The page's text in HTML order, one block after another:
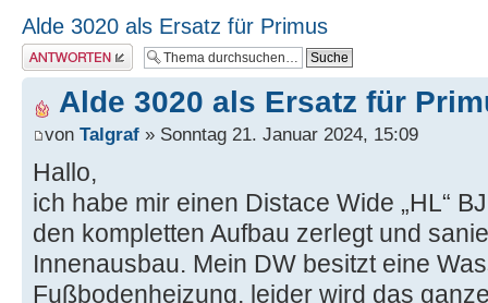
Alde 3020 als Ersatz für Primus
Antwort erstellen
Alde 3020 als Ersatz für
von Talgraf » Sonntag 21. Januar 2024, 15:09
Hallo,
ich habe mir einen Distace Wide „HL“
den kompletten Aufbau zerlegt und
Innenausbau. Mein DW besitzt eine
Fußbodenheizung, leider wird das